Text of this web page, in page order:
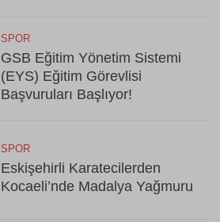
SPOR
GSB Eğitim Yönetim Sistemi
(EYS) Eğitim Görevlisi
Başvuruları Başlıyor!
SPOR
Eskişehirli Karatecilerden
Kocaeli’nde Madalya Yağmuru